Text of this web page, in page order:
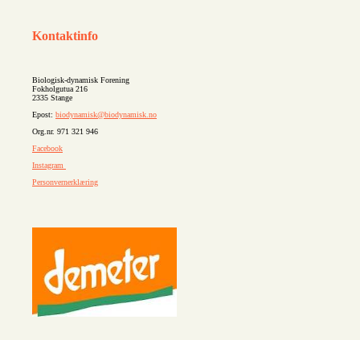
Kontaktinfo
Biologisk-dynamisk Forening
Fokholgutua 216
2335 Stange
Epost: biodynamisk@biodynamisk.no
Org.nr. 971 321 946
Facebook
Instagram
Personvernerklæring